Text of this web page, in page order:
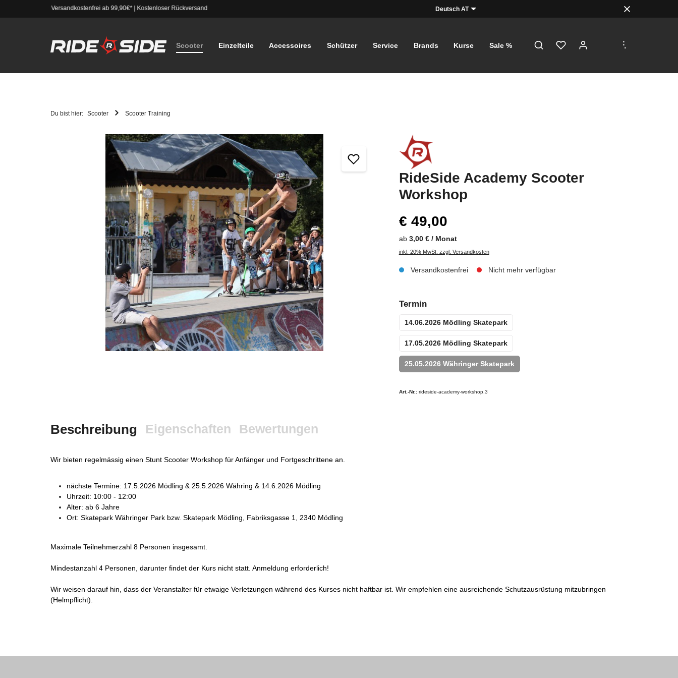
Versandkostenfrei ab 99,90€*| Kostenloser Rückversand Deutsch AT
Scooter Einzelteile Accessoires Schützer Service Brands Kurse Sale %
...
Du bist hier: Scooter Scooter Training
RideSide Academy Scooter
Workshop
€ 49,00
ab 3,00 € / Monat
inkl. 20% MwSt. zzgl. Versandkosten
Versandkostenfrei Nicht mehr verfügbar
Termin
14.06.2026 Mödling Skatepark
17.05.2026 Mödling Skatepark
25.05.2026 Währinger Skatepark
Art.-Nr.: rideside-academy-workshop.3
Beschreibung Eigenschaften Bewertungen
Wir bieten regelmässig einen Stunt Scooter Workshop für Anfänger und Fortgeschrittene an.
nächste Termine: 17.5.2026 Mödling & 25.5.2026 Währing & 14.6.2026 Mödling
Uhrzeit: 10:00 - 12:00
Alter: ab 6 Jahre
Ort: Skatepark Währinger Park bzw. Skatepark Mödling, Fabriksgasse 1, 2340 Mödling
Maximale Teilnehmerzahl 8 Personen insgesamt.
Mindestanzahl 4 Personen, darunter findet der Kurs nicht statt. Anmeldung erforderlich!
Wir weisen darauf hin, dass der Veranstalter für etwaige Verletzungen während des Kurses nicht haftbar ist. Wir empfehlen eine ausreichende Schutzausrüstung mitzubringen
(Helmpflicht).